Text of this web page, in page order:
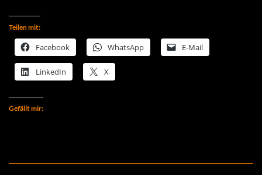
Teilen mit:
Facebook WhatsApp E-Mail
LinkedIn X
Gefällt mir: